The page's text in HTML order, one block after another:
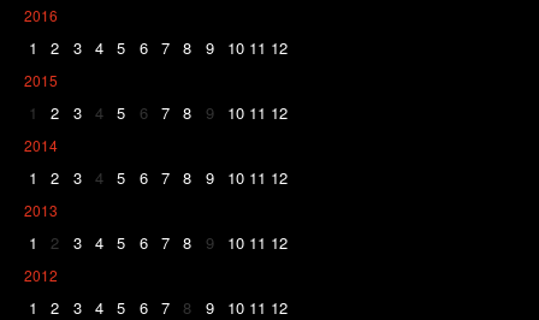
2016
1 2 3 4 5 6 7 8 9 10 11 12
2015
1 2 3 4 5 6 7 8 9 10 11 12
2014
1 2 3 4 5 6 7 8 9 10 11 12
2013
1 2 3 4 5 6 7 8 9 10 11 12
2012
1 2 3 4 5 6 7 8 9 10 11 12